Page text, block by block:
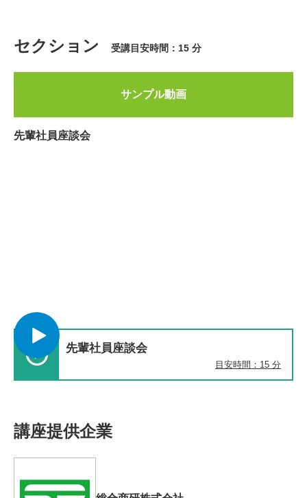
セクション 受講目安時間：15 分
先輩社員座談会
目安時間：15 分
サンプル動画
先輩社員座談会
講座提供企業